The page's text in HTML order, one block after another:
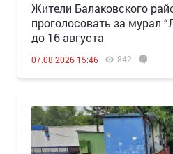
Жители Балаковского
проголосовать за мурал
до 16 августа
07.08.2026 15:46 842